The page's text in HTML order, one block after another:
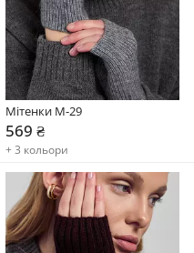
Мітенки М-29
569 ₴
+ 3 кольори